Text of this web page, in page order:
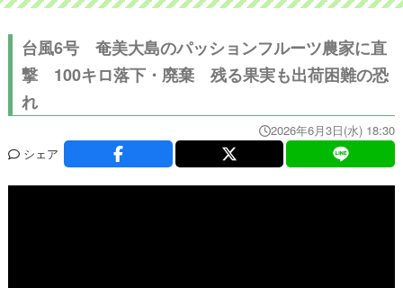
台風6号 奄美大島のパッションフルーツ農家に直
撃 100キロ落下・廃棄 残る果実も出荷困難の恐
れ
2026年6月3日(水) 18:30
シェア